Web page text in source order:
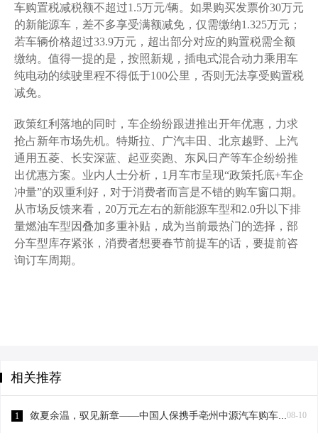
车购置税减税额不超过1.5万元/辆。如果购买发票价30万元
的新能源车，差不多享受满额减免，仅需缴纳1.325万元；
若车辆价格超过33.9万元，超出部分对应的购置税需全额
缴纳。值得一提的是，按照新规，插电式混合动力乘用车
纯电动的续驶里程不得低于100公里，否则无法享受购置税
减免。
政策红利落地的同时，车企纷纷跟进推出开年优惠，力求
抢占新年市场先机。特斯拉、广汽丰田、北京越野、上汽
通用五菱、长安深蓝、起亚奕跑、东风日产等车企纷纷推
出优惠方案。业内人士分析，1月车市呈现“政策托底+车企
冲量”的双重利好，对于消费者而言是不错的购车窗口期。
从市场反馈来看，20万元左右的新能源车型和2.0升以下排
量燃油车型因叠加多重补贴，成为当前最热门的选择，部
分车型库存紧张，消费者想要春节前提车的话，要提前咨
询订车周期。
相关推荐
08-10
1 敛夏余温，驭见新章——中国人保携手亳州中源汽车购车嘉年华